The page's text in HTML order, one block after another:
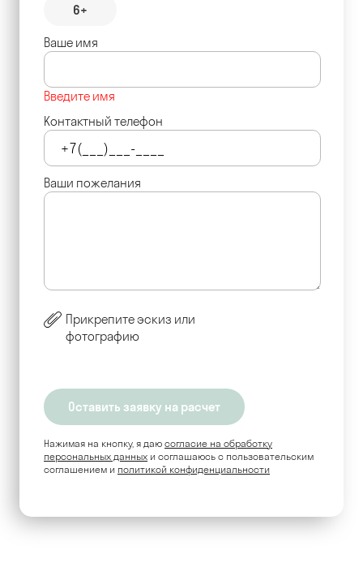
6+
Ваше имя
Введите имя
Контактный телефон
Ваши пожелания
Прикрепите эскиз или
фотографию
Нажимая на кнопку, я даю согласие на обработку
персональных данных и соглашаюсь c пользовательским
соглашением и политикой конфиденциальности